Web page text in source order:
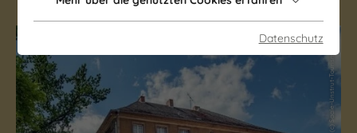
(c) Saale-Unstrut-Tourismus e.V.
Datenschutz